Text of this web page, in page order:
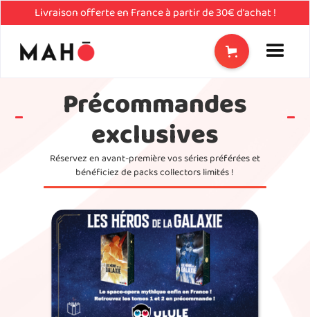
Livraison offerte en France à partir de 30€ d'achat !
Précommandes
exclusives
Réservez en avant-première vos séries préférées et
bénéficiez de packs collectors limités !